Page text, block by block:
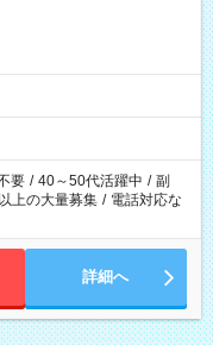
要 / 40～50代活躍中 / 副
上の大量募集 / 電話対応な
詳細へ